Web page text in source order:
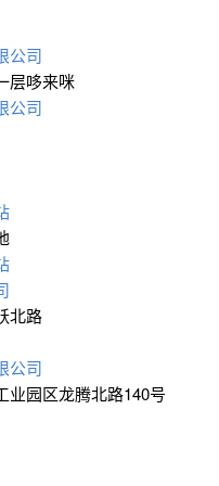
公司
层哆来咪
公司
北路
公司
业园区龙腾北路140号